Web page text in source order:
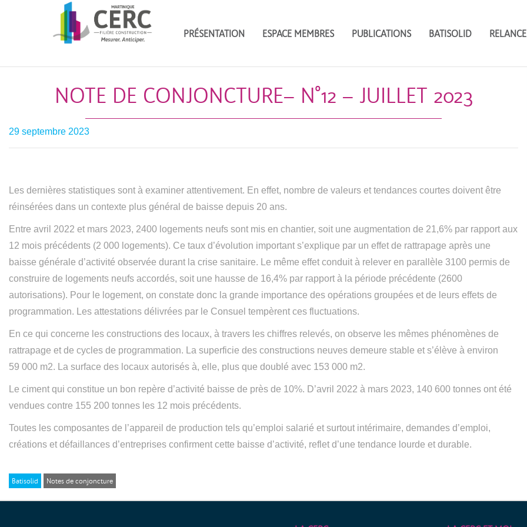
PRÉSENTATION ESPACE MEMBRES PUBLICATIONS BATISOLID
NOTE DE CONJONCTURE– N°12 – JUILLET 2023
29 septembre 2023
Les dernières statistiques sont à examiner attentivement. En effet, nombre de valeurs et tendances courtes doivent être
réinsérées dans un contexte plus général de baisse depuis 20 ans.
Entre avril 2022 et mars 2023, 2400 logements neufs sont mis en chantier, soit une augmentation de 21,6% par rapport aux
12 mois précédents (2 000 logements). Ce taux d’évolution important s’explique par un effet de rattrapage après une
baisse générale d’activité observée durant la crise sanitaire. Le même effet conduit à relever en parallèle 3100 permis de
construire de logements neufs accordés, soit une hausse de 16,4% par rapport à la période précédente (2600
autorisations). Pour le logement, on constate donc la grande importance des opérations groupées et de leurs effets de
programmation. Les attestations délivrées par le Consuel tempèrent ces fluctuations.
En ce qui concerne les constructions des locaux, à travers les chiffres relevés, on observe les mêmes phénomènes de
rattrapage et de cycles de programmation. La superficie des constructions neuves demeure stable et s’élève à environ
59 000 m2. La surface des locaux autorisés à, elle, plus que doublé avec 153 000 m2.
Le ciment qui constitue un bon repère d’activité baisse de près de 10%. D’avril 2022 à mars 2023, 140 600 tonnes ont été
vendues contre 155 200 tonnes les 12 mois précédents.
Toutes les composantes de l’appareil de production tels qu’emploi salarié et surtout intérimaire, demandes d’emploi,
créations et défaillances d’entreprises confirment cette baisse d’activité, reflet d’une tendance lourde et durable.
Batisolid Notes de conjoncture